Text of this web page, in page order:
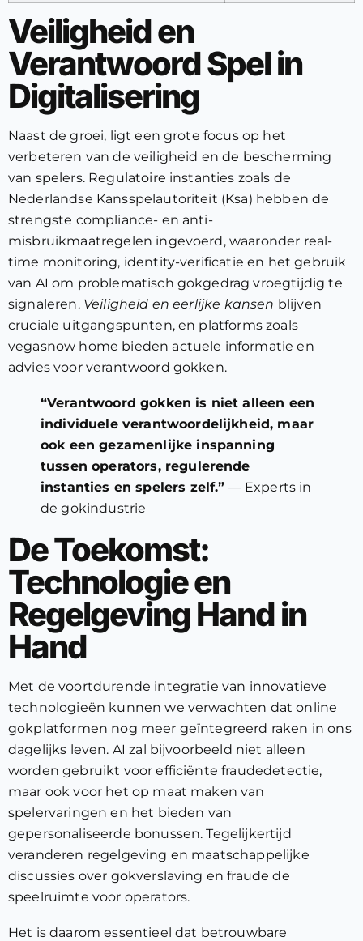
Veiligheid en
Verantwoord Spel in
Digitalisering
Naast de groei, ligt een grote focus op het
verbeteren van de veiligheid en de bescherming
van spelers. Regulatoire instanties zoals de
Nederlandse Kansspelautoriteit (Ksa) hebben de
strengste compliance- en anti-
misbruikmaatregelen ingevoerd, waaronder real-
time monitoring, identity-verificatie en het gebruik
van AI om problematisch gokgedrag vroegtijdig te
signaleren. Veiligheid en eerlijke kansen blijven
cruciale uitgangspunten, en platforms zoals
vegasnow home bieden actuele informatie en
advies voor verantwoord gokken.
“Verantwoord gokken is niet alleen een
individuele verantwoordelijkheid, maar
ook een gezamenlijke inspanning
tussen operators, regulerende
instanties en spelers zelf.” — Experts in
de gokindustrie
De Toekomst:
Technologie en
Regelgeving Hand in
Hand
Met de voortdurende integratie van innovatieve
technologieën kunnen we verwachten dat online
gokplatformen nog meer geïntegreerd raken in ons
dagelijks leven. AI zal bijvoorbeeld niet alleen
worden gebruikt voor efficiënte fraudedetectie,
maar ook voor het op maat maken van
spelervaringen en het bieden van
gepersonaliseerde bonussen. Tegelijkertijd
veranderen regelgeving en maatschappelijke
discussies over gokverslaving en fraude de
speelruimte voor operators.
Het is daarom essentieel dat betrouwbare